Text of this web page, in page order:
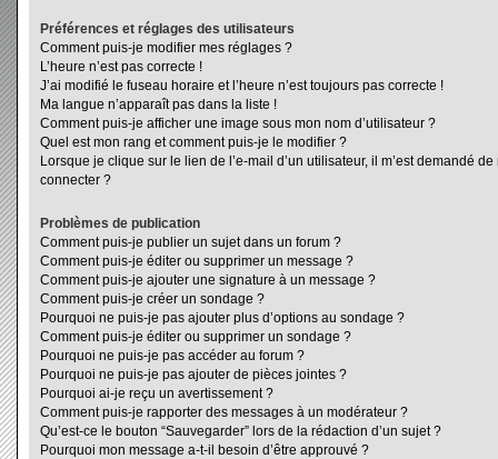
Préférences et réglages des utilisateurs
Comment puis-je modifier mes réglages ?
L’heure n’est pas correcte !
J’ai modifié le fuseau horaire et l’heure n’est toujours pas correcte !
Ma langue n’apparaît pas dans la liste !
Comment puis-je afficher une image sous mon nom d’utilisateur ?
Quel est mon rang et comment puis-je le modifier ?
Lorsque je clique sur le lien de l’e-mail d’un utilisateur, il m’est demandé de
connecter ?
Problèmes de publication
Comment puis-je publier un sujet dans un forum ?
Comment puis-je éditer ou supprimer un message ?
Comment puis-je ajouter une signature à un message ?
Comment puis-je créer un sondage ?
Pourquoi ne puis-je pas ajouter plus d’options au sondage ?
Comment puis-je éditer ou supprimer un sondage ?
Pourquoi ne puis-je pas accéder au forum ?
Pourquoi ne puis-je pas ajouter de pièces jointes ?
Pourquoi ai-je reçu un avertissement ?
Comment puis-je rapporter des messages à un modérateur ?
Qu’est-ce le bouton “Sauvegarder” lors de la rédaction d’un sujet ?
Pourquoi mon message a-t-il besoin d’être approuvé ?